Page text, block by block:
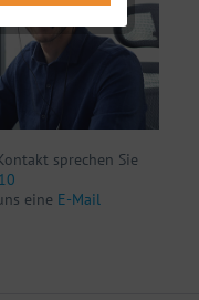
sprechen Sie
eine E-Mail